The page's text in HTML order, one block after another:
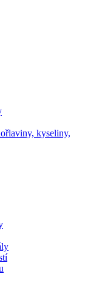
kyseliny,